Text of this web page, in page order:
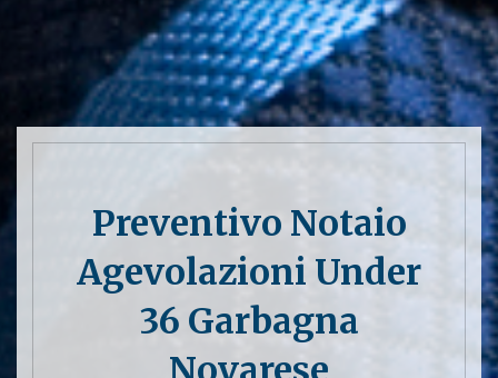
Preventivo Notaio
Agevolazioni Under
36 Garbagna